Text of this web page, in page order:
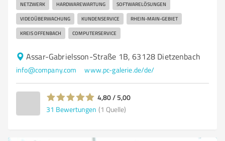
NETZWERK HARDWAREWARTUNG SOFTWARELÖSUNGEN
VIDEOÜBERWACHUNG KUNDENSERVICE RHEIN-MAIN-GEBIET
KREIS OFFENBACH COMPUTERSERVICE
Assar-Gabrielsson-Straße 1B, 63128 Dietzenbach
info@company.com www.pc-galerie.de/de/
4,80 / 5,00
31 Bewertungen (1 Quelle)